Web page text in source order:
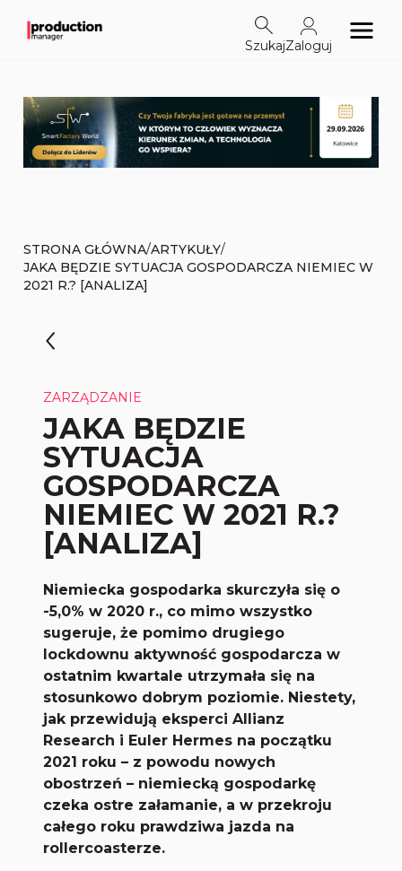
SzukajZaloguj
STRONA GŁÓWNA/ARTYKUŁY/
JAKA BĘDZIE SYTUACJA GOSPODARCZA NIEMIEC W
2021 R.? [ANALIZA]
ZARZĄDZANIE
JAKA BĘDZIE
SYTUACJA
GOSPODARCZA
NIEMIEC W 2021 R.?
[ANALIZA]
Niemiecka gospodarka skurczyła się o
-5,0% w 2020 r., co mimo wszystko
sugeruje, że pomimo drugiego
lockdownu aktywność gospodarcza w
ostatnim kwartale utrzymała się na
stosunkowo dobrym poziomie. Niestety,
jak przewidują eksperci Allianz
Research i Euler Hermes na początku
2021 roku – z powodu nowych
obostrzeń – niemiecką gospodarkę
czeka ostre załamanie, a w przekroju
całego roku prawdziwa jazda na
rollercoasterze.